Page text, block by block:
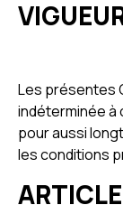
Les présentes
indéterminée à
pour aussi
les conditions